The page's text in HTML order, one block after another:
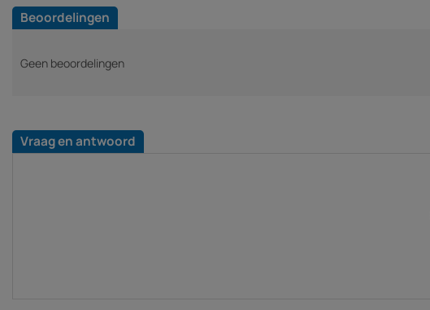
Beoordelingen
Geen beoordelingen
Vraag en antwoord